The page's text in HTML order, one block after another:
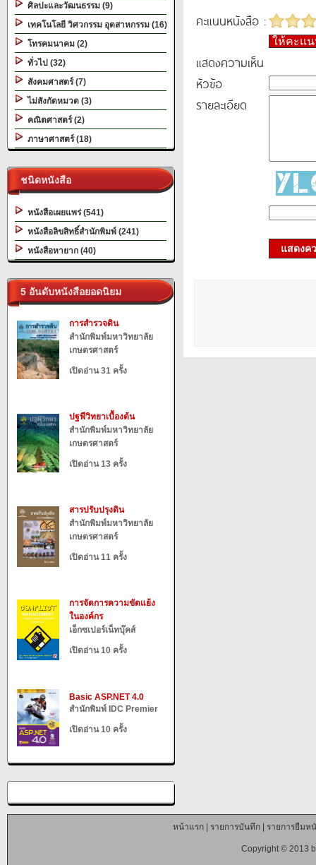
ศิลปะและวัฒนธรรม (9)
เทคโนโลยี วิศวกรรม อุตสาหกรรม (16)
โทรคมนาคม (2)
ทั่วไป (32)
สังคมศาสตร์ (7)
ไม่สังกัดหมวด (3)
คณิตศาสตร์ (2)
ภาษาศาสตร์ (18)
ชนิดหนังสือ
หนังสือเผยแพร่ (541)
หนังสือลิขสิทธิ์สำนักพิมพ์ (241)
หนังสือหายาก (40)
5 อันดับหนังสือยอดนิยม
การสำรวจดิน
สำนักพิมพ์มหาวิทยาลัย
เกษตรศาสตร์
เปิดอ่าน 31 ครั้ง
ปฐพีวิทยาเบื้องต้น
สำนักพิมพ์มหาวิทยาลัย
เกษตรศาสตร์
เปิดอ่าน 13 ครั้ง
สารปรับปรุงดิน
สำนักพิมพ์มหาวิทยาลัย
เกษตรศาสตร์
เปิดอ่าน 11 ครั้ง
การจัดการความขัดแย้ง
ในองค์กร
เอ็กซเปอร์เน็ทบุ๊คส์
เปิดอ่าน 10 ครั้ง
Basic ASP.NET 4.0
สำนักพิมพ์ IDC Premier
เปิดอ่าน 10 ครั้ง
คะแนนหนังสือ :
ให้คะแ
แสดงความเห็น
หัวข้อ
รายละเอียด
แสดงค
หน้าแรก| รายการบันทึก| รายการยืมห
Copyright © 2013